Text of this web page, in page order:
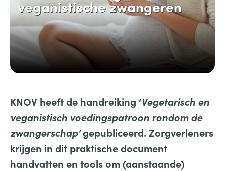
veganistische zwangeren
KNOV heeft de handreiking ‘Vegetarisch en
veganistisch voedingspatroon rondom de
zwangerschap’gepubliceerd. Zorgverleners
krijgen in dit praktische document
handvatten en tools om (aanstaande)